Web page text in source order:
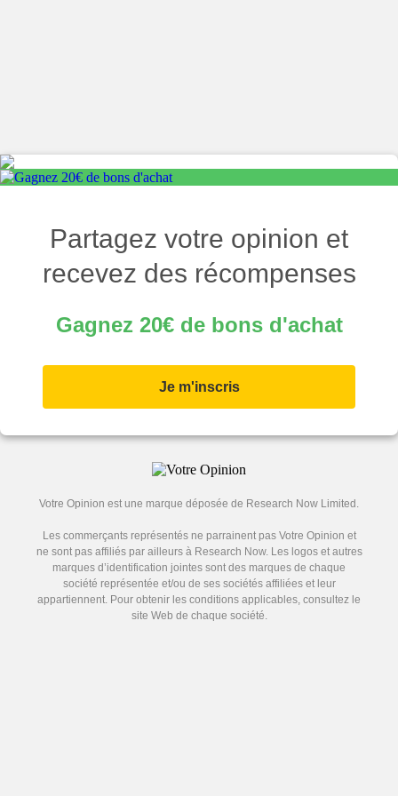
Partagez votre opinion et
recevez des récompenses
Gagnez 20€ de bons d'achat
Je m'inscris
Votre Opinion est une marque déposée de Research Now Limited.
Les commerçants représentés ne parrainent pas Votre Opinion et
ne sont pas affiliés par ailleurs à Research Now. Les logos et autres
marques d’identification jointes sont des marques de chaque
société représentée et/ou de ses sociétés affiliées et leur
appartiennent. Pour obtenir les conditions applicables, consultez le
site Web de chaque société.